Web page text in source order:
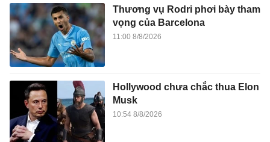
Thương vụ Rodri phơi bày tham
vọng của Barcelona
11:00 8/8/2026
Hollywood chưa chắc thua Elon
Musk
10:54 8/8/2026